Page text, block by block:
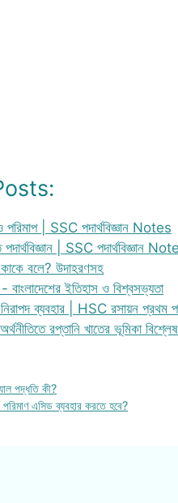
পরিমাপ | SSC পদার্থবিজ্ঞান Notes
পদার্থবিজ্ঞান | SSC পদার্থবিজ্ঞান
কাকে বলে? উদাহরণসহ
বাংলাদেশের ইতিহাস ও বিশ্বসভ্যতা
নিরাপদ ব্যবহার | HSC রসায়ন
অর্থনীতিতে রপ্তানি খাতের ভূমিকা
পদ্ধতি কী?
পরিমাণ এসিড ব্যবহার করতে হবে?